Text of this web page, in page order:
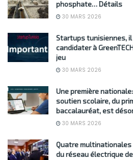
phosphate… Détails
30 MARS 2026
Startups tunisiennes,
candidater à
jeu
30 MARS 2026
Une première
soutien scolaire, du
baccalauréat, est
30 MARS 2026
Quatre
du réseau électrique